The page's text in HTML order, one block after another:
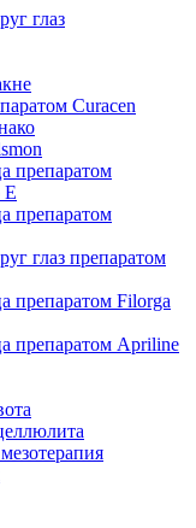
глаз
Curacen
препаратом
E
препаратом
глаз препаратом
препаратом Filorga
препаратом Apriline